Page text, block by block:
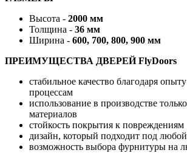
Высота - 2000 мм
Толщина - 36 мм
Ширина - 600, 700, 800, 900 мм
ПРЕИМУЩЕСТВА ДВЕРЕЙ FlyDoors
стабильное качество благодаря
процессам
использование в производстве
материалов
стойкость покрытия к повреждениям
дизайн, который подходит под
возможность выбора фурнитуры на